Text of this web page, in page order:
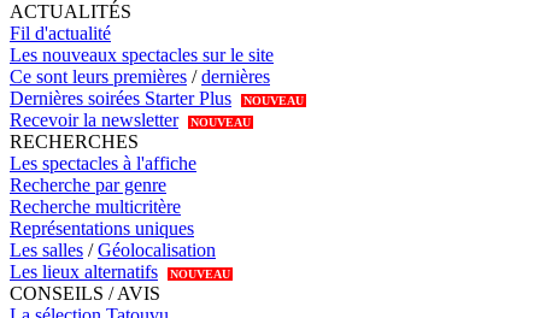
ACTUALITÉS
Fil d'actualité
Les nouveaux spectacles sur le site
Ce sont leurs premières /dernières
Dernières soirées Starter Plus
NOUVEAU
Recevoir la newsletter NOUVEAU
RECHERCHES
Les spectacles à l'affiche
Recherche par genre
Recherche multicritère
Représentations uniques
Les salles /Géolocalisation
Les lieux alternatifs
NOUVEAU
CONSEILS / AVIS